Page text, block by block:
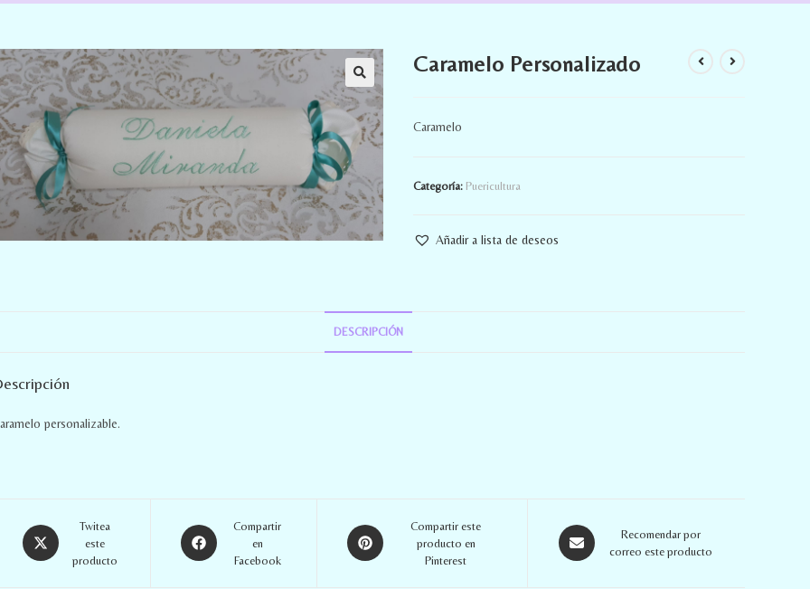
Caramelo Personalizado
Caramelo
Categoría: Puericultura
Añadir a lista de deseos
DESCRIPCIÓN
personalizable.
Twitea
este
producto
Compartir
en
Facebook
Compartir este
producto en
Pinterest
Recomendar por
correo este producto